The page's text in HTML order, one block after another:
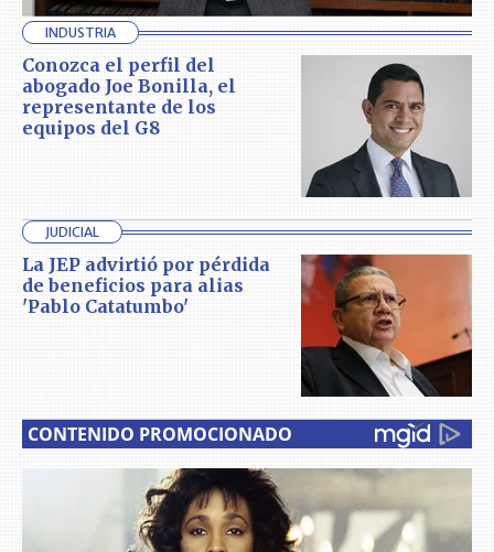
INDUSTRIA
Conozca el perfil del
abogado Joe Bonilla, el
representante de los
equipos del G8
JUDICIAL
La JEP advirtió por pérdida
de beneficios para alias
'Pablo Catatumbo'